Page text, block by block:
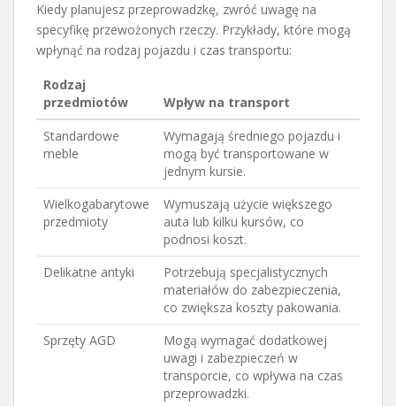
Kiedy planujesz przeprowadzkę, zwróć uwagę na
specyfikę przewożonych rzeczy. Przykłady, które mogą
wpłynąć na rodzaj pojazdu i czas transportu:
Rodzaj
przedmiotów
Wpływ na transport
Standardowe
meble
Wymagają średniego pojazdu i
mogą być transportowane w
jednym kursie.
Wielkogabarytowe
przedmioty
Wymuszają użycie większego
auta lub kilku kursów, co
podnosi koszt.
Delikatne antyki
Potrzebują specjalistycznych
materiałów do zabezpieczenia,
co zwiększa koszty pakowania.
Sprzęty AGD
Mogą wymagać dodatkowej
uwagi i zabezpieczeń w
transporcie, co wpływa na czas
przeprowadzki.